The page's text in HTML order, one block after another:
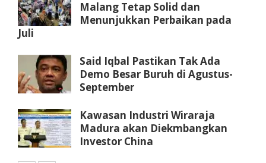
Malang Tetap Solid dan
Menunjukkan Perbaikan pada
Juli
Said Iqbal Pastikan Tak Ada
Demo Besar Buruh di Agustus-
September
Kawasan Industri Wiraraja
Madura akan Diekmbangkan
Investor China